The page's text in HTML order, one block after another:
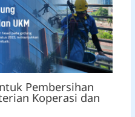
Pembersihan
Koperasi dan